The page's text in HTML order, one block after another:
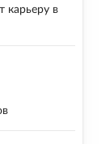
карьеру в